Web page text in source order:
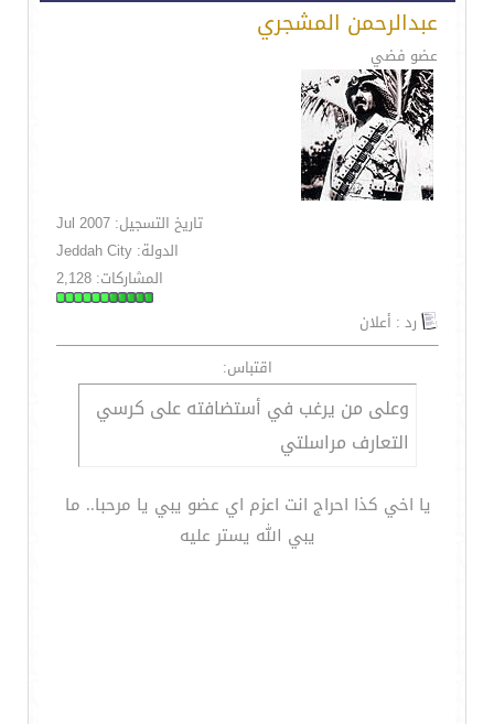
عبدالرحمن المشجري
عضو فضي
تاريخ التسجيل: Jul 2007
الدولة: Jeddah City
المشاركات: 2,128
رد : أعلان
اقتباس:
وعلى من يرغب في أستضافته على كرسي
التعارف مراسلتي
يا اخي كذا احراج انت اعزم اي عضو يبي يا مرحبا.. ما
يبي الله يستر عليه